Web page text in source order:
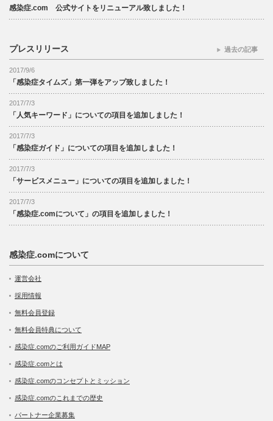
感染症.com 公式サイトをリニューアル致しました！
プレスリリース
2017/9/6
「感染症タイムズ」第一弾をアップ致しました！
2017/7/3
「人気キーワード」についての項目を追加しました！
2017/7/3
「感染症ガイド」についての項目を追加しました！
2017/7/3
「サービスメニュー」についての項目を追加しました！
2017/7/3
「感染症.comについて」の項目を追加しました！
過去の記事
感染症.comについて
運営会社
採用情報
無料会員登録
無料会員特典について
感染症.comのご利用ガイドMAP
感染症.comとは
感染症.comのコンセプトとミッション
感染症.comのこれまでの歴史
パートナー企業募集